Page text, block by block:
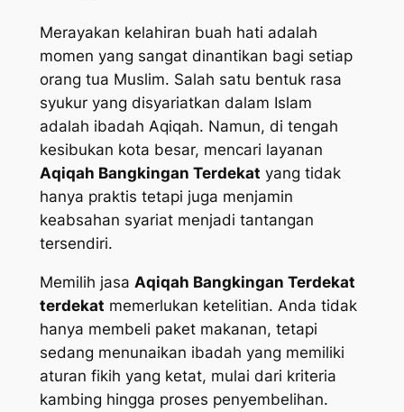
Merayakan kelahiran buah hati adalah
momen yang sangat dinantikan bagi setiap
orang tua Muslim. Salah satu bentuk rasa
syukur yang disyariatkan dalam Islam
adalah ibadah Aqiqah. Namun, di tengah
kesibukan kota besar, mencari layanan
Aqiqah Bangkingan Terdekat yang tidak
hanya praktis tetapi juga menjamin
keabsahan syariat menjadi tantangan
tersendiri.
Memilih jasa Aqiqah Bangkingan Terdekat
terdekat memerlukan ketelitian. Anda tidak
hanya membeli paket makanan, tetapi
sedang menunaikan ibadah yang memiliki
aturan fikih yang ketat, mulai dari kriteria
kambing hingga proses penyembelihan.